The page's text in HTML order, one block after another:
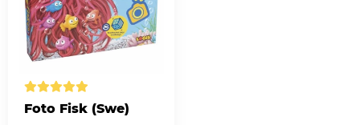
Foto Fisk (Swe)